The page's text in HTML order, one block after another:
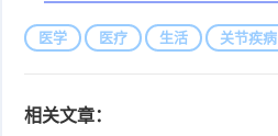
医学 医疗 生活 关节疾病
相关文章：